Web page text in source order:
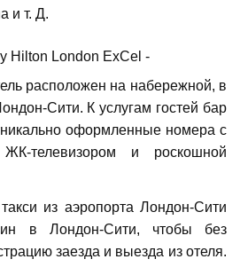
и т. Д.
Hilton London ExCel -
расположен на набережной, в
Сити. К услугам гостей бар
оформленные номера с
телевизором и роскошной
из аэропорта Лондон-Сити
в Лондон-Сити, чтобы без
заезда и выезда из отеля.